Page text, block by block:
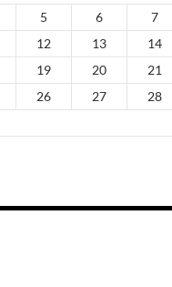
5 6 7
12 13 14
19 20 21
26 27 28